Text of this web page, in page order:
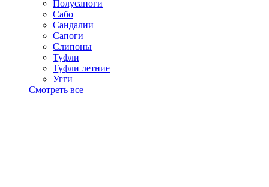
Полусапоги
Сабо
Сандалии
Сапоги
Слипоны
Туфли
Туфли летние
Угги
Смотреть все